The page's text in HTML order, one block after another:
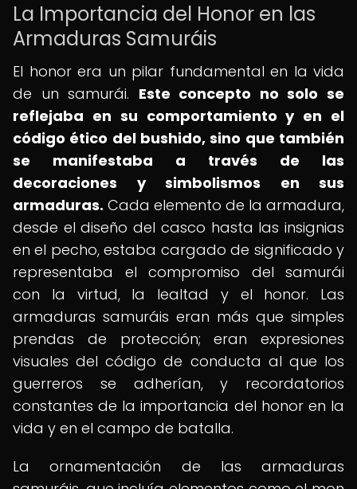
La Importancia del Honor en las
Armaduras Samuráis
El honor era un pilar fundamental en la vida
de un samurái. Este concepto no solo se
reflejaba en su comportamiento y en el
código ético del bushido, sino que también
se manifestaba a través de las
decoraciones y simbolismos en sus
armaduras. Cada elemento de la armadura,
desde el diseño del casco hasta las insignias
en el pecho, estaba cargado de significado y
representaba el compromiso del samurái
con la virtud, la lealtad y el honor. Las
armaduras samuráis eran más que simples
prendas de protección; eran expresiones
visuales del código de conducta al que los
guerreros se adherían, y recordatorios
constantes de la importancia del honor en la
vida y en el campo de batalla.
La ornamentación de las armaduras